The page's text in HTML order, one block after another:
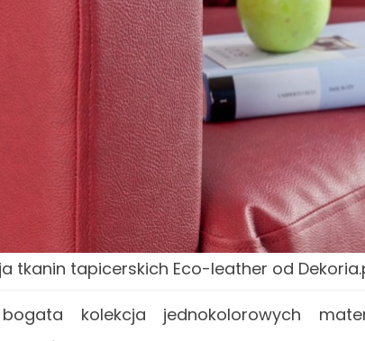
tkanin tapicerskich Eco-leather od
kolekcja jednokolorowych